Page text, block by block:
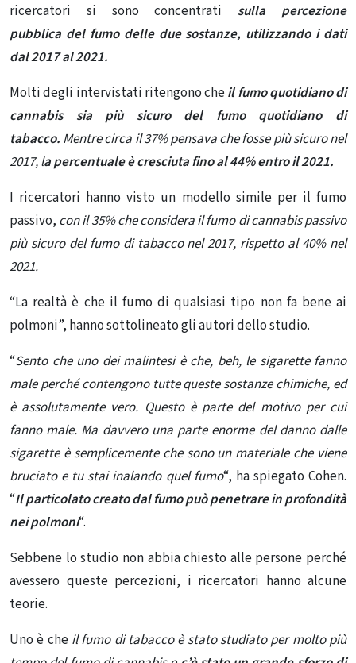
ricercatori si sono concentrati sulla percezione
pubblica del fumo delle due sostanze, utilizzando i dati
dal 2017 al 2021.
Molti degli intervistati ritengono cheil fumo quotidiano di
cannabis sia più sicuro del fumo quotidiano di
tabacco. Mentre circa il 37% pensava che fosse più sicuro nel
2017, la percentuale è cresciuta fino al 44% entro il 2021.
I ricercatori hanno visto un modello simile per il fumo
passivo, con il 35% che considera il fumo di cannabis passivo
più sicuro del fumo di tabacco nel 2017, rispetto al 40% nel
2021.
“La realtà è che il fumo di qualsiasi tipo non fa bene ai
polmoni”, hanno sottolineato gli autori dello studio.
“Sento che uno dei malintesi è che, beh, le sigarette fanno
male perché contengono tutte queste sostanze chimiche, ed
è assolutamente vero. Questo è parte del motivo per cui
fanno male. Ma davvero una parte enorme del danno dalle
sigarette è semplicemente che sono un materiale che viene
bruciato e tu stai inalando quel fumo“, ha spiegato Cohen.
“Il particolato creato dal fumo può penetrare in profondità
nei polmoni“.
Sebbene lo studio non abbia chiesto alle persone perché
avessero queste percezioni, i ricercatori hanno alcune
teorie.
Uno è che il fumo di tabacco è stato studiato per molto più